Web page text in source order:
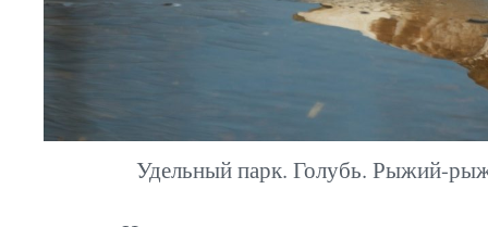
Удельный парк. Голубь. Рыжий-